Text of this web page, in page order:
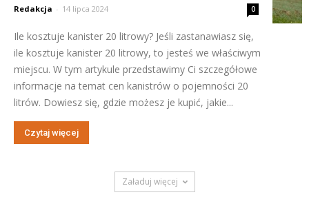
Redakcja - 14 lipca 2024 0
Ile kosztuje kanister 20 litrowy? Jeśli zastanawiasz się,
ile kosztuje kanister 20 litrowy, to jesteś we właściwym
miejscu. W tym artykule przedstawimy Ci szczegółowe
informacje na temat cen kanistrów o pojemności 20
litrów. Dowiesz się, gdzie możesz je kupić, jakie...
Czytaj więcej
Załaduj więcej